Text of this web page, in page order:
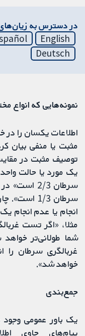
در دسترس به
English
Deutsch
نمونه‌هایی که انواع
اطلاعات یکسان را
مثبت یا منفی بیان
توصیف مثبت در
سرطان 2/3
سرطان 1/3
انجام یا عدم انجام
مثلا، «اگر تست
شما طولانی‌تر
غربالگری سرطان را
خواهد شد».
جمع‌بندی
یک باور عمومی وجود
پیام‌های حاوی